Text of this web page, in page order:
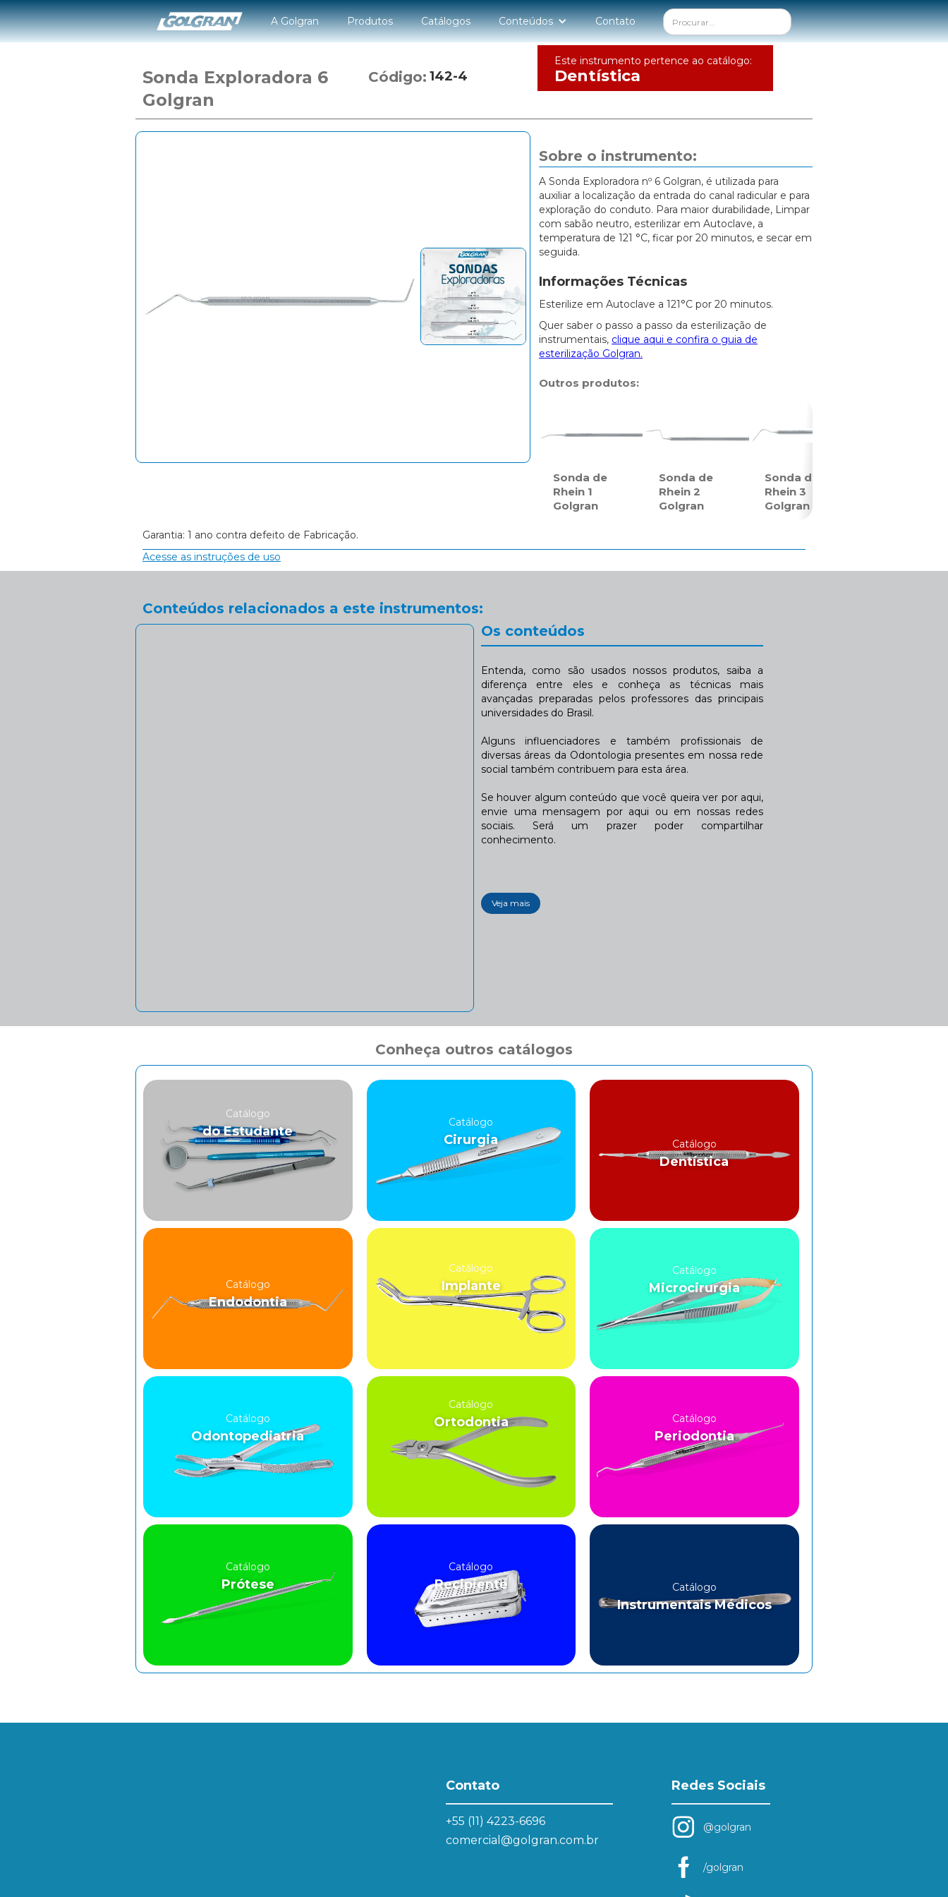
A Golgran Produtos Catálogos Conteúdos Contato
Sonda Exploradora 6
Golgran
Código: 142-4
Este instrumento pertence ao catálogo:
Dentística
Sobre o instrumento:
A Sonda Exploradora nº 6 Golgran, é utilizada para
auxiliar a localização da entrada do canal radicular e para
exploração do conduto. Para maior durabilidade, Limpar
com sabão neutro, esterilizar em Autoclave, a
temperatura de 121 °C, ficar por 20 minutos, e secar em
seguida.
Informações Técnicas
Esterilize em Autoclave a 121°C por 20 minutos.
Quer saber o passo a passo da esterilização de
instrumentais, clique aqui e confira o guia de
esterilização Golgran.
Outros produtos:
Sonda de
Rhein 1
Golgran
Sonda de
Rhein 2
Golgran
Sonda de
Rhein 3
Golgran
Garantia: 1 ano contra defeito de Fabricação.
Acesse as instruções de uso
Conteúdos relacionados a este instrumentos:
Os conteúdos
Entenda, como são usados nossos produtos, saiba a
diferença entre eles e conheça as técnicas mais
avançadas preparadas pelos professores das principais
universidades do Brasil.
Alguns influenciadores e também profissionais de
diversas áreas da Odontologia presentes em nossa rede
social também contribuem para esta área.
Se houver algum conteúdo que você queira ver por aqui,
envie uma mensagem por aqui ou em nossas redes
sociais. Será um prazer poder compartilhar
conhecimento.
Veja mais
Conheça outros catálogos
Catálogo
do Estudante
Catálogo
Cirurgia Catálogo
Dentística
Catálogo
Endodontia
Catálogo
Implante
Catálogo
Microcirurgia
Catálogo
Odontopediatria
Catálogo
Ortodontia Catálogo
Periodontia
Catálogo
Prótese
Catálogo
Recipiente Catálogo
Instrumentais Médicos
Contato
+55 (11) 4223-6696
comercial@golgran.com.br
Redes Sociais
@golgran
/golgran